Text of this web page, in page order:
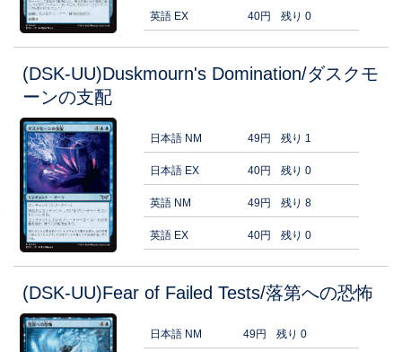
英語 EX 40円 残り 0
(DSK-UU)Duskmourn's Domination/ダスクモ
ーンの支配
日本語 NM 49円 残り 1
日本語 EX 40円 残り 0
英語 NM 49円 残り 8
英語 EX 40円 残り 0
(DSK-UU)Fear of Failed Tests/落第への恐怖
日本語 NM 49円 残り 0